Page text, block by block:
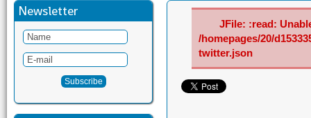
Newsletter
JFile: :read:
/homepages/20/
twitter.json